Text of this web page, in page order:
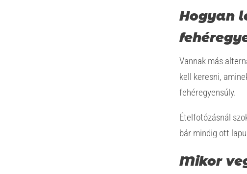
Hogyan
Vannak más
kell keresni,
fehéregyensúly.
Ételfotózásnál
bár mindig ott
Mikor